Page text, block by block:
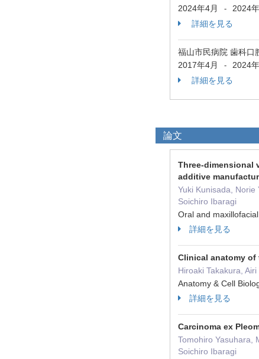
2024年4月
-
2024
詳細を見る
福山市民病院 歯科口
2017年4月
-
2024
詳細を見る
論文
Three-dimensional
additive
Yuki Kunisada, Norie
Soichiro Ibaragi
Oral and
詳細を見る
Clinical anatomy
Hiroaki Takakura,
Anatomy & Cell
詳細を見る
Carcinoma ex
Tomohiro Yasuhara,
Soichiro Ibaragi